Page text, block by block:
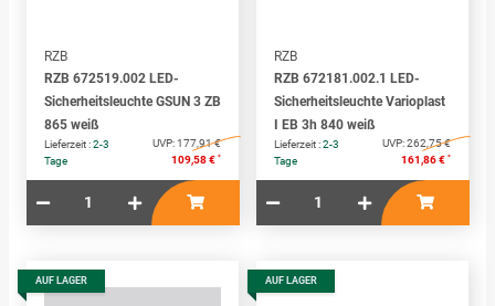
RZB
RZB 672519.002 LED-
Sicherheitsleuchte GSUN 3 ZB
865 weiß
Lieferzeit :2-3
Tage
UVP:177,91 €
109,58 € *
RZB
RZB 672181.002.1 LED-
Sicherheitsleuchte Varioplast
I EB 3h 840 weiß
Lieferzeit :2-3
Tage
UVP:262,75 €
161,86 € *
AUF LAGER AUF LAGER